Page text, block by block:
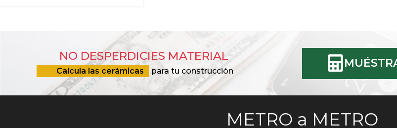
NO DESPERDICIES MATERIAL
Calcula las cerámicas para tu construcción
METRO a METRO